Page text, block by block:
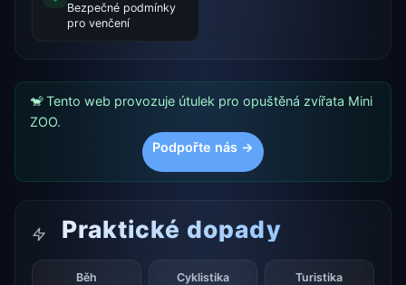
Bezpečné podmínky
pro venčení
🐒 Tento web provozuje útulek pro opuštěná zvířata Mini
ZOO.
Podpořte nás →
Praktické dopady
Běh Cyklistika Turistika